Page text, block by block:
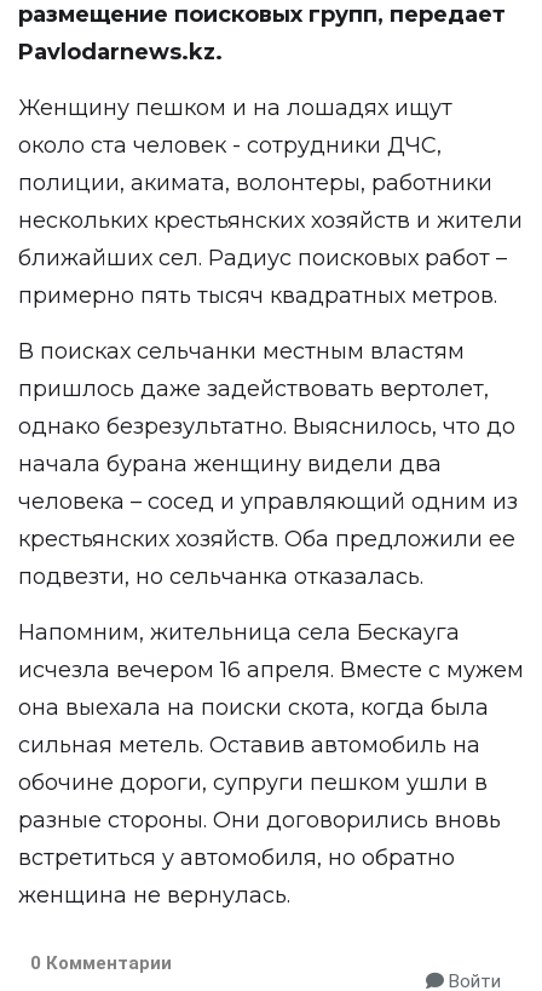
размещение поисковых групп, передает
Pavlodarnews.kz.
Женщину пешком и на лошадях ищут
около ста человек - сотрудники ДЧС,
полиции, акимата, волонтеры, работники
нескольких крестьянских хозяйств и жители
ближайших сел. Радиус поисковых работ –
примерно пять тысяч квадратных метров.
В поисках сельчанки местным властям
пришлось даже задействовать вертолет,
однако безрезультатно. Выяснилось, что до
начала бурана женщину видели два
человека – сосед и управляющий одним из
крестьянских хозяйств. Оба предложили ее
подвезти, но сельчанка отказалась.
Напомним, жительница села Бескауга
исчезла вечером 16 апреля. Вместе с мужем
она выехала на поиски скота, когда была
сильная метель. Оставив автомобиль на
обочине дороги, супруги пешком ушли в
разные стороны. Они договорились вновь
встретиться у автомобиля, но обратно
женщина не вернулась.
0 Комментарии
Войти